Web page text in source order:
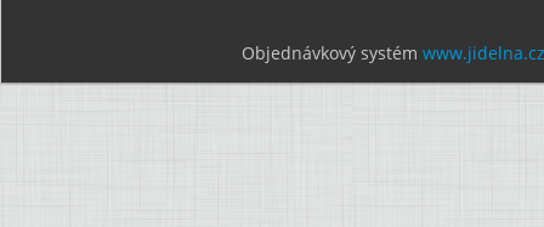
Objednávkový systém www.jidelna.cz